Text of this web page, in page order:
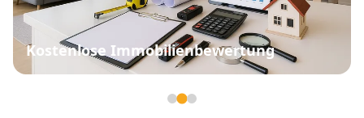
Kostenlose Immobilienbewertung